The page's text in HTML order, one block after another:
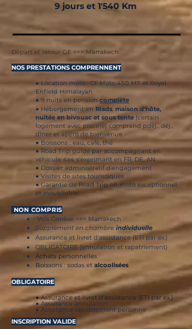
9 jours et 1'540 Km
Départ et retour GE <=> Marrakech
NOS PRESTATIONS COMPRENNENT
● Location moto : CF Moto 450 MT et Royal
Enfield Himalayan
● 9 nuits en pension complète
● Hébergement en Riads, maison d'hôte,
nuitée en bivouac et sous tente (certain
logement avec piscine) comprend pdéj., déj.,
dîner et apéro de bienvenue
● Boissons : eau, café, thé
● Road Trip guidé par accompagnant en
véhicule 4x4 s'exprimant en FR, DE, AN
● Dossier administratif d’engagement
● Visites de sites touristiques
● Garantie de Road Trip en moto exceptionnel
et inoubliable!
NON COMPRIS
Vols Genève <=> Marrakech
Supplément en chambre individuelle
Assurance et livret d'assistance (ETI par ex.)
OBLIGATOIRE (annulation et rapatriement)
Achats personnelles
Boissons : sodas et alcoolisées
OBLIGATOIRE
● Assurance et livret d'assistance (ETI par ex.)
● Assurance annulation
● Assistance rapatriement personne
INSCRIPTION VALIDE